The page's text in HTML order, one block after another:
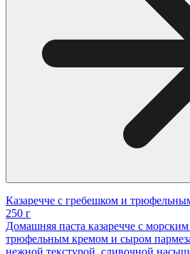
Казаречче с гребешком и
250 г
Домашняя паста казаречче с
трюфельным кремом и сыром
нежной текстурой, сливочной